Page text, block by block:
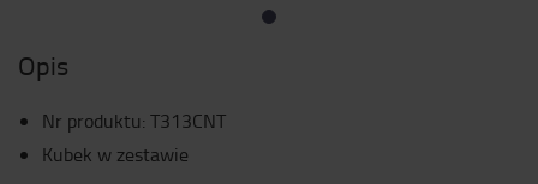
Opis
Nr produktu: T313CNT
Kubek w zestawie